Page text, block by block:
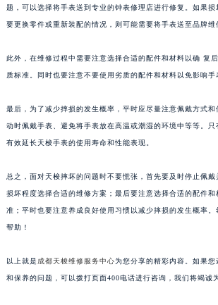
题，可以选择将手表送到专业的钟表修理店进行修复。如果
要更换零件或重新装配的情况，则可能需要将手表送至品牌维
此外，在维修过程中需要注意选择合适的配件和材料以确 复
质标准。同时也要注意不要使用劣质的配件和材料以免影响手
最后，为了减少摔损的发生概率，平时应尽量注意佩戴方式
动时佩戴手表、避免将手表放在高温或潮湿的环境中等等。
有效延长天梭手表的使用寿命和性能表现。
总之，面对天梭摔坏的问题时不要慌张，首先要及时停止佩
损坏程度选择合适的维修方案；最后要注意选择合适的配件
准；平时也要注意养成良好使用习惯以减少摔损的发生概率
帮助！
以上就是 成都天梭维修服务中心为您分享的精彩内容。如果
和保养的问题，可以拨打页面400电话进行咨询，我们将竭诚